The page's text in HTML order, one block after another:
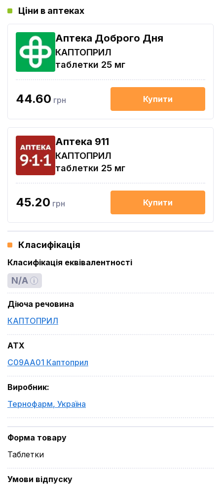
Ціни в аптеках
Аптека Доброго Дня
КАПТОПРИЛ
таблетки 25 мг
44.60 грн Купити
Aптека 911
КАПТОПРИЛ
таблетки 25 мг
45.20 грн Купити
Класифікація
Класифікація еквівалентності
N/A
Діюча речовина
КАПТОПРИЛ
ATX
C09AA01 Каптоприл
Виробник:
Тернофарм, Україна
Форма товару
Таблетки
Умови відпуску